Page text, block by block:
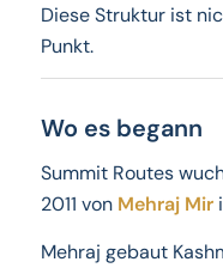
Diese Struktur ist
Punkt.
Wo es begann
Summit Routes
2011 von Mehraj Mir
Mehraj gebaut